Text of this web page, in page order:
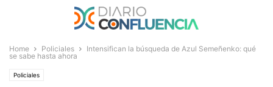
Home Policiales
Intensifican la búsqueda de Azul Semeñenko: qué
se sabe hasta ahora
Policiales